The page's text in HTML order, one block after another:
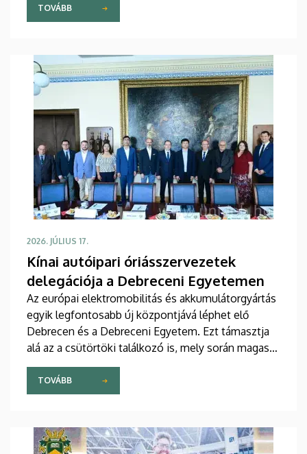
debreceni környezetvédelmi és vízgazdálkodási
fórumon – ismét a Debreceni Egyetem
Díszudvar magazin.
TOVÁBB
2026. JÚLIUS 17.
Kínai autóipari óriásszervezetek
delegációja a Debreceni Egyetemen
Az európai elektromobilitás és akkumulátorgyártás
egyik legfontosabb új központjává léphet elő
Debrecen és a Debreceni Egyetem. Ezt támasztja
alá az a csütörtöki találkozó is, mely során magas
rangú kínai delegációt fogadtak az intézmény
vezetői a Főépület Rektori Tanácstermében. A
megbeszélés fókuszában az egyetem hivatalos
szakmai szövetségéhez.
TOVÁBB